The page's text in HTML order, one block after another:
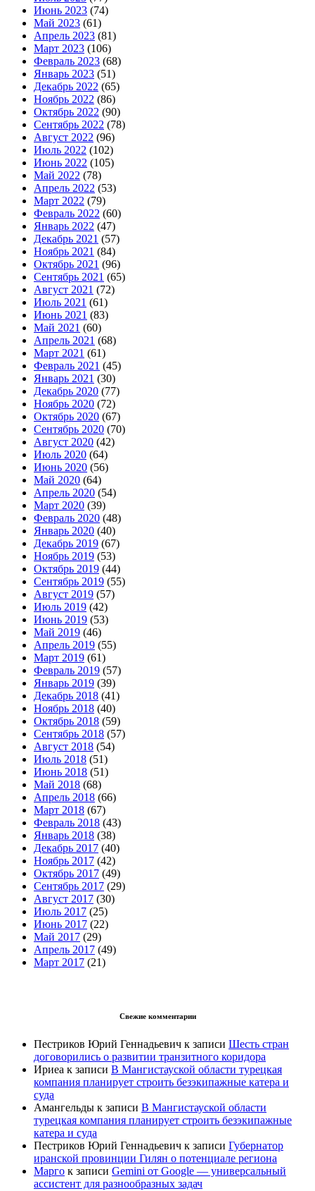
Июнь 2023 (74)
Май 2023 (61)
Апрель 2023 (81)
Март 2023 (106)
Февраль 2023 (68)
Январь 2023 (51)
Декабрь 2022 (65)
Ноябрь 2022 (86)
Октябрь 2022 (90)
Сентябрь 2022 (78)
Август 2022 (96)
Июль 2022 (102)
Июнь 2022 (105)
Май 2022 (78)
Апрель 2022 (53)
Март 2022 (79)
Февраль 2022 (60)
Январь 2022 (47)
Декабрь 2021 (57)
Ноябрь 2021 (84)
Октябрь 2021 (96)
Сентябрь 2021 (65)
Август 2021 (72)
Июль 2021 (61)
Июнь 2021 (83)
Май 2021 (60)
Апрель 2021 (68)
Март 2021 (61)
Февраль 2021 (45)
Январь 2021 (30)
Декабрь 2020 (77)
Ноябрь 2020 (72)
Октябрь 2020 (67)
Сентябрь 2020 (70)
Август 2020 (42)
Июль 2020 (64)
Июнь 2020 (56)
Май 2020 (64)
Апрель 2020 (54)
Март 2020 (39)
Февраль 2020 (48)
Январь 2020 (40)
Декабрь 2019 (67)
Ноябрь 2019 (53)
Октябрь 2019 (44)
Сентябрь 2019 (55)
Август 2019 (57)
Июль 2019 (42)
Июнь 2019 (53)
Май 2019 (46)
Апрель 2019 (55)
Март 2019 (61)
Февраль 2019 (57)
Январь 2019 (39)
Декабрь 2018 (41)
Ноябрь 2018 (40)
Октябрь 2018 (59)
Сентябрь 2018 (57)
Август 2018 (54)
Июль 2018 (51)
Июнь 2018 (51)
Май 2018 (68)
Апрель 2018 (66)
Март 2018 (67)
Февраль 2018 (43)
Январь 2018 (38)
Декабрь 2017 (40)
Ноябрь 2017 (42)
Октябрь 2017 (49)
Сентябрь 2017 (29)
Август 2017 (30)
Июль 2017 (25)
Июнь 2017 (22)
Май 2017 (29)
Апрель 2017 (49)
Март 2017 (21)
Свежие комментарии
Пестриков Юрий Геннадьевич к записи Шесть стран
договорились о развитии транзитного коридора
Ириеа к записи В Мангистауской области турецкая
компания планирует строить безэкипажные катера и
суда
Амангельды к записи В Мангистауской области
турецкая компания планирует строить безэкипажные
катера и суда
Пестриков Юрий Геннадьевич к записи Губернатор
иранской провинции Гилян о потенциале региона
Марго к записи Gemini от Google — универсальный
ассистент для разнообразных задач